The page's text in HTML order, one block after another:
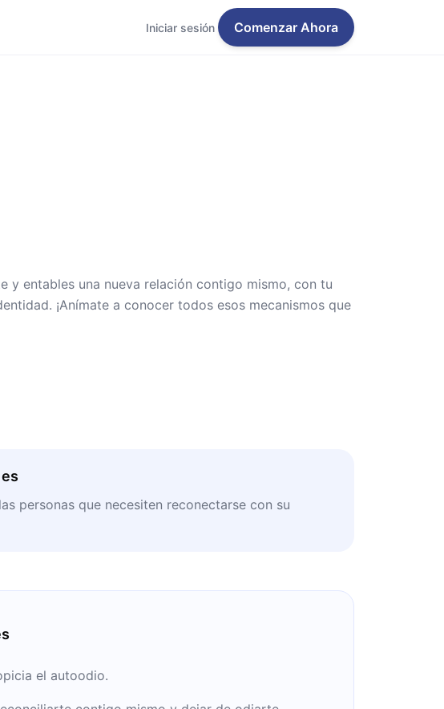
Iniciar sesión Comenzar Ahora
y entables una nueva relación contigo mismo, con tu
¡Anímate a conocer todos esos mecanismos que
personas que necesiten reconectarse con su
el autoodio.